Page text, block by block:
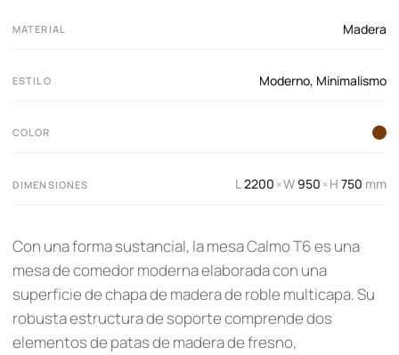
MATERIAL Madera
ESTILO Moderno, Minimalismo
COLOR
DIMENSIONES L2200 ×W950 ×H 750 mm
Con una forma sustancial, la mesa Calmo T6 es una
mesa de comedor moderna elaborada con una
superficie de chapa de madera de roble multicapa. Su
robusta estructura de soporte comprende dos
elementos de patas de madera de fresno,